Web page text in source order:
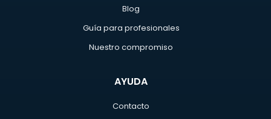
Blog
Guía para profesionales
Nuestro compromiso
AYUDA
Contacto